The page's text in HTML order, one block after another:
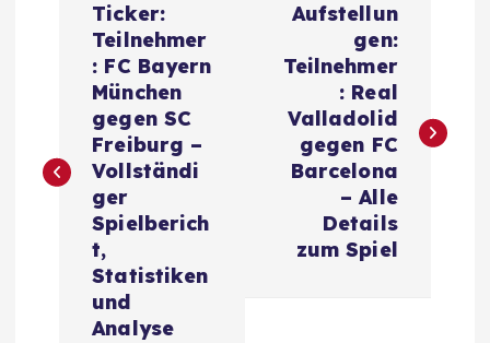
t
Ticker:
Teilnehmer
: FC Bayern
München
gegen SC
Freiburg –
Vollständi
ger
Spielberich
t,
Statistiken
und
Analyse
Aufstellun
gen:
Teilnehmer
: Real
Valladolid
gegen FC
Barcelona
– Alle
Details
zum Spiel